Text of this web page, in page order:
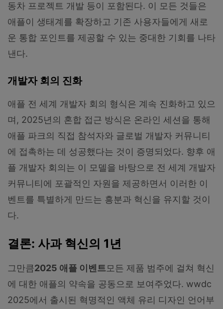
동차 프로젝트 개발 등이 포함된다. 이 모든 것들은
애플이 생태계를 확장하고 기존 사용자들에게 새로
운 통합 포인트를 제공할 수 있는 중대한 기회를 나타
낸다.
개발자 회의 진화
애플 전 세계 개발자 회의 형식은 계속 진화하고 있으
며, 2025년의 혼합 접근 방식은 온라인 세션을 통해
애플 파크의 직접 참석자와 글로벌 개발자 커뮤니티
에 접촉하는 데 성공했다는 것이 증명되었다. 향후 애
플 개발자 회의는 이 모델을 바탕으로 전 세계 개발자
커뮤니티에 포괄적인 자원을 제공하면서 이러한 이
벤트를 특별하게 만드는 흥분과 혁신을 유지할 것이
다.
결론: 사과 혁신의 1년
그만큼2025 애플 이벤트모든 제품 범주에 걸쳐 혁신
에 대한 애플의 약속을 공동으로 보여주었다. wwdc
2025에서 출시된 혁명적인 액체 유리 디자인 언어부